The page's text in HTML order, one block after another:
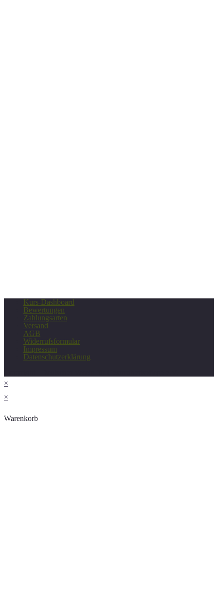
Kurs-Dashboard
Bewertungen
Zahlungsarten
Versand
AGB
Widerrufsformular
Impressum
Datenschutzerklärung
×
×
Warenkorb